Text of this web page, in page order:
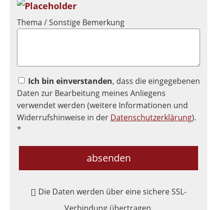
Thema / Sonstige Bemerkung
Ich bin einverstanden, dass die eingegebenen
Daten zur Bearbeitung meines Anliegens
verwendet werden (weitere Informationen und
Widerrufshinweise in der Datenschutzerklärung).
*
absenden
Die Daten werden über eine sichere SSL-